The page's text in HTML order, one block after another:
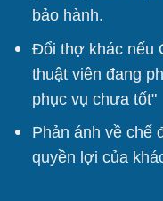
bảo hành.
Đổi thợ khác nếu
thuật viên đang
phục vụ chưa tốt"
Phản ánh về chế
quyền lợi của